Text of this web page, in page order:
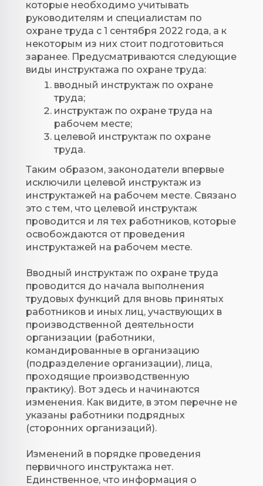
которые необходимо учитывать
руководителям и специалистам по
охране труда с 1 сентября 2022 года, а к
некоторым из них стоит подготовиться
заранее. Предусматриваются следующие
виды инструктажа по охране труда:
вводный инструктаж по охране
труда;
инструктаж по охране труда на
рабочем месте;
целевой инструктаж по охране
труда.
Таким образом, законодатели впервые
исключили целевой инструктаж из
инструктажей на рабочем месте. Связано
это с тем, что целевой инструктаж
проводится и ля тех работников, которые
освобождаются от проведения
инструктажей на рабочем месте.
Вводный инструктаж по охране труда
проводится до начала выполнения
трудовых функций для вновь принятых
работников и иных лиц, участвующих в
производственной деятельности
организации (работники,
командированные в организацию
(подразделение организации), лица,
проходящие производственную
практику). Вот здесь и начинаются
изменения. Как видите, в этом перечне не
указаны работники подрядных
(сторонних организаций).
Изменений в порядке проведения
первичного инструктажа нет.
Единственное, что информация о